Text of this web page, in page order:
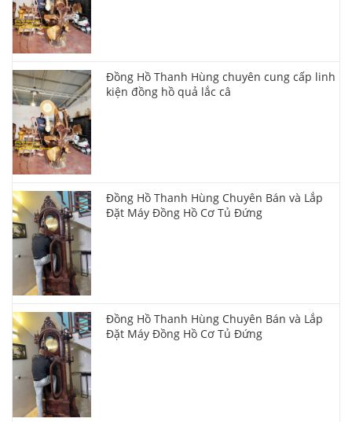
Đồng Hồ Thanh Hùng chuyên cung cấp linh
kiện đồng hồ quả lắc câ
Đồng Hồ Thanh Hùng Chuyên Bán và Lắp
Đặt Máy Đồng Hồ Cơ Tủ Đứng
Đồng Hồ Thanh Hùng Chuyên Bán và Lắp
Đặt Máy Đồng Hồ Cơ Tủ Đứng